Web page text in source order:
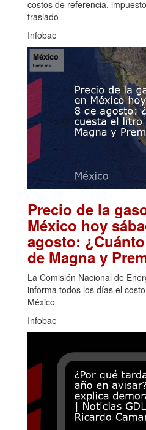
costos de referencia,
traslado
Infobae
Precio de la
México hoy
agosto:
de Magna y
La Comisión Nacional de
informa todos los días el
México
Infobae